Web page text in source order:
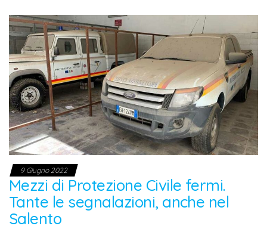
9 Giugno 2022
Mezzi di Protezione Civile fermi.
Tante le segnalazioni, anche nel
Salento